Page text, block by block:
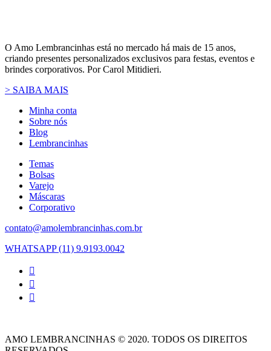
O Amo Lembrancinhas está no mercado há mais de 15 anos,
criando presentes personalizados exclusivos para festas, eventos e
brindes corporativos. Por Carol Mitidieri.
> SAIBA MAIS
Minha conta
Sobre nós
Blog
Lembrancinhas
Temas
Bolsas
Varejo
Máscaras
Corporativo
contato@amolembrancinhas.com.br
WHATSAPP (11) 9.9193.0042
AMO LEMBRANCINHAS © 2020. TODOS OS DIREITOS